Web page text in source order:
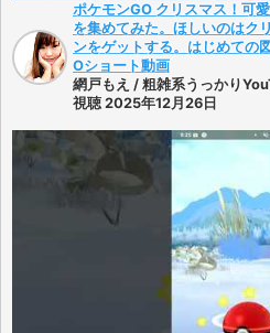
ポケモンGO クリスマス！可
を集めてみた。ほしいのはク
ンをゲットする。はじめての
Oショート動画
網戸もえ / 粗雑系うっかり
視聴 2025年12月26日